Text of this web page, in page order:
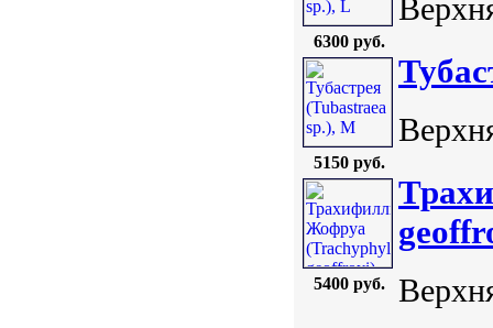
6300 руб.
5150 руб.
5400 руб.